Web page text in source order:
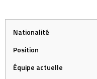
Nationalité
Position
Équipe actuelle